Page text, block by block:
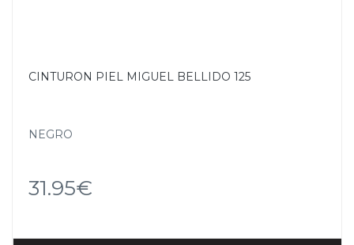
CINTURON PIEL MIGUEL BELLIDO 125
NEGRO
31.95€